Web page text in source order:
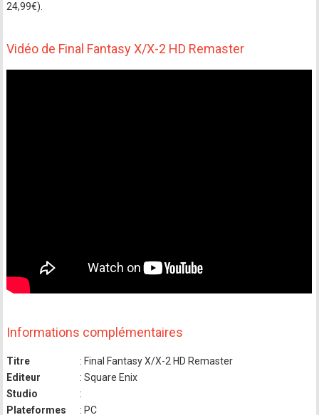
24,99€).
Vidéo de Final Fantasy X/X-2 HD Remaster
Informations complémentaires
Titre
: Final Fantasy X/X-2 HD Remaster
Editeur
: Square Enix
Studio
:
Plateformes
: PC